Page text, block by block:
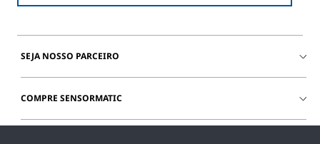
SEJA NOSSO PARCEIRO
COMPRE SENSORMATIC